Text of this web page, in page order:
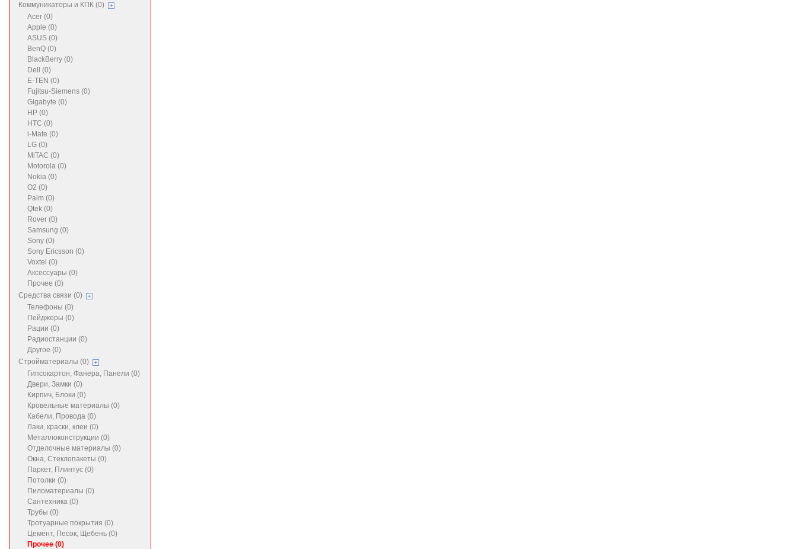
Коммуникаторы и КПК (0)
Acer (0)
Apple (0)
ASUS (0)
BenQ (0)
BlackBerry (0)
Dell (0)
E-TEN (0)
Fujitsu-Siemens (0)
Gigabyte (0)
HP (0)
HTC (0)
i-Mate (0)
LG (0)
MiTAC (0)
Motorola (0)
Nokia (0)
O2 (0)
Palm (0)
Qtek (0)
Rover (0)
Samsung (0)
Sony (0)
Sony Ericsson (0)
Voxtel (0)
Аксессуары (0)
Прочее (0)
Средства связи (0)
Телефоны (0)
Пейджеры (0)
Рации (0)
Радиостанции (0)
Другое (0)
Стройматериалы (0)
Гипсокартон, Фанера, Панели (0)
Двери, Замки (0)
Кирпич, Блоки (0)
Кровельные материалы (0)
Кабели, Провода (0)
Лаки, краски, клеи (0)
Металлоконструкции (0)
Отделочные материалы (0)
Окна, Стеклопакеты (0)
Паркет, Плинтус (0)
Потолки (0)
Пиломатериалы (0)
Сантехника (0)
Трубы (0)
Тротуарные покрытия (0)
Цемент, Песок, Щебень (0)
Прочее (0)